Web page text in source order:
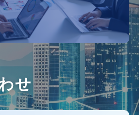
せ